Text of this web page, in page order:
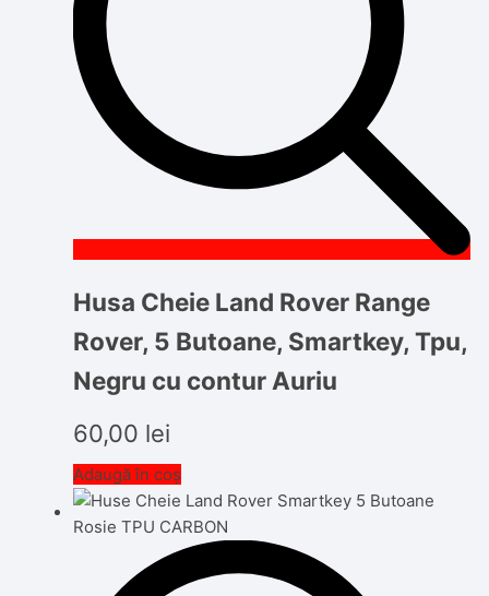
Husa Cheie Land Rover Range
Rover, 5 Butoane, Smartkey, Tpu,
Negru cu contur Auriu
60,00 lei
Adaugă în coș